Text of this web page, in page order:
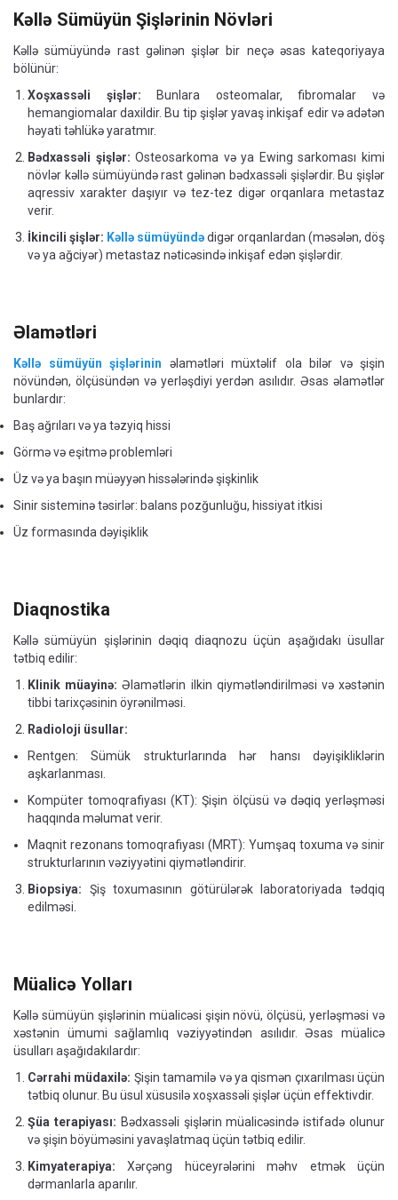
Kəllə Sümüyün Şişlərinin Növləri
Kəllə sümüyündə rast gəlinən şişlər bir neçə əsas kateqoriyaya
bölünür:
Xoşxassəli şişlər: Bunlara osteomalar, fibromalar və
hemangiomalar daxildir. Bu tip şişlər yavaş inkişaf edir və adətən
həyati təhlükə yaratmır.
Bədxassəli şişlər: Osteosarkoma və ya Ewing sarkoması kimi
növlər kəllə sümüyündə rast gəlinən bədxassəli şişlərdir. Bu şişlər
aqressiv xarakter daşıyır və tez-tez digər orqanlara metastaz
verir.
İkincili şişlər: Kəllə sümüyündədigər orqanlardan (məsələn, döş
və ya ağciyər) metastaz nəticəsində inkişaf edən şişlərdir.
Əlamətləri
Kəllə sümüyün şişlərinin əlamətləri müxtəlif ola bilər və şişin
növündən, ölçüsündən və yerləşdiyi yerdən asılıdır. Əsas əlamətlər
bunlardır:
Baş ağrıları və ya təzyiq hissi
Görmə və eşitmə problemləri
Üz və ya başın müəyyən hissələrində şişkinlik
Sinir sisteminə təsirlər: balans pozğunluğu, hissiyat itkisi
Üz formasında dəyişiklik
Diaqnostika
Kəllə sümüyün şişlərinin dəqiq diaqnozu üçün aşağıdakı üsullar
tətbiq edilir:
Klinik müayinə: Əlamətlərin ilkin qiymətləndirilməsi və xəstənin
tibbi tarixçəsinin öyrənilməsi.
Radioloji üsullar:
Rentgen: Sümük strukturlarında hər hansı dəyişikliklərin
aşkarlanması.
Kompüter tomoqrafiyası (KT): Şişin ölçüsü və dəqiq yerləşməsi
haqqında məlumat verir.
Maqnit rezonans tomoqrafiyası (MRT): Yumşaq toxuma və sinir
strukturlarının vəziyyətini qiymətləndirir.
Biopsiya: Şiş toxumasının götürülərək laboratoriyada tədqiq
edilməsi.
Müalicə Yolları
Kəllə sümüyün şişlərinin müalicəsi şişin növü, ölçüsü, yerləşməsi və
xəstənin ümumi sağlamlıq vəziyyətindən asılıdır. Əsas müalicə
üsulları aşağıdakılardır:
Cərrahi müdaxilə: Şişin tamamilə və ya qismən çıxarılması üçün
tətbiq olunur. Bu üsul xüsusilə xoşxassəli şişlər üçün effektivdir.
Şüa terapiyası: Bədxassəli şişlərin müalicəsində istifadə olunur
və şişin böyüməsini yavaşlatmaq üçün tətbiq edilir.
Kimyaterapiya: Xərçəng hüceyrələrini məhv etmək üçün
dərmanlarla aparılır.